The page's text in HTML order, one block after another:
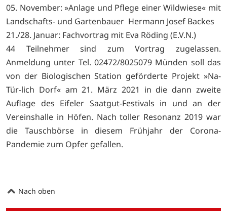
05. November: »Anlage und Pflege einer Wildwiese« mit
Landschafts- und Gartenbauer Hermann Josef Backes
21./28. Januar: Fachvortrag mit Eva Röding (E.V.N.)
44 Teilnehmer sind zum Vortrag zugelassen.
Anmeldung unter Tel. 02472/8025079 Münden soll das
von der Biologischen Station geförderte Projekt »Na-
Tür-lich Dorf« am 21. März 2021 in die dann zweite
Auflage des Eifeler Saatgut-Festivals in und an der
Vereinshalle in Höfen. Nach toller Resonanz 2019 war
die Tauschbörse in diesem Frühjahr der Corona-
Pandemie zum Opfer gefallen.
Nach oben